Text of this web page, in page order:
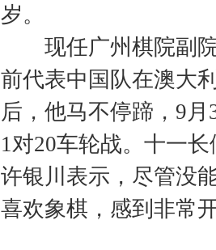
岁。
现任广州棋院副院
前代表中国队在澳大
后，他马不停蹄，9
1对20车轮战。十一
许银川表示，尽管没
喜欢象棋，感到非常